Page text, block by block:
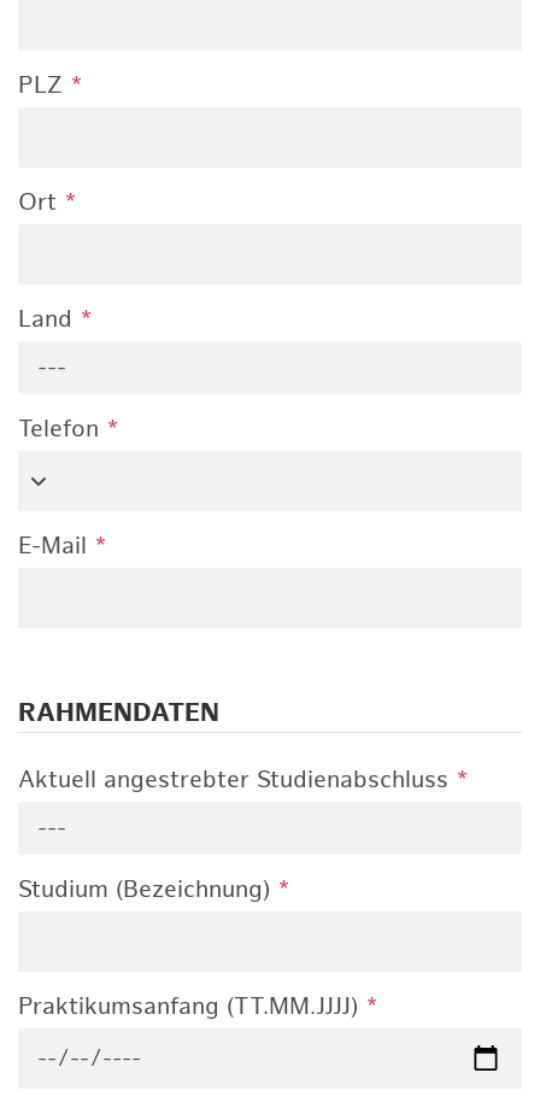
PLZ *
Ort *
Land *
---
Telefon *
E-Mail *
RAHMENDATEN
Aktuell angestrebter Studienabschluss *
---
Studium (Bezeichnung) *
Praktikumsanfang (TT.MM.JJJJ) *